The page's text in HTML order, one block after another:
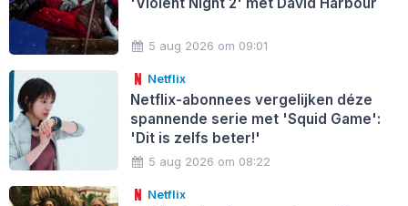
5 aug 2026 om 09:01
Netflix
Netflix-abonnees vergelijken déze
spannende serie met 'Squid Game':
'Dit is zelfs beter!'
5 aug 2026 om 08:22
Netflix